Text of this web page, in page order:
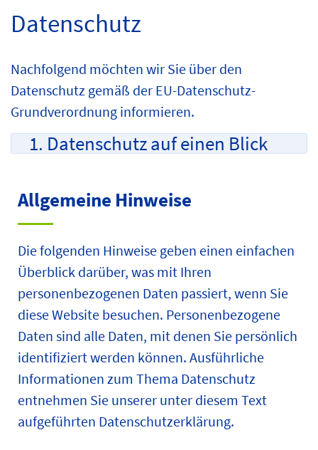
Datenschutz
Nachfolgend möchten wir Sie über den
Datenschutz gemäß der EU-Datenschutz-
Grundverordnung informieren.
1. Datenschutz auf einen Blick
Allgemeine Hinweise
Die folgenden Hinweise geben einen einfachen
Überblick darüber, was mit Ihren
personenbezogenen Daten passiert, wenn Sie
diese Website besuchen. Personenbezogene
Daten sind alle Daten, mit denen Sie persönlich
identifiziert werden können. Ausführliche
Informationen zum Thema Datenschutz
entnehmen Sie unserer unter diesem Text
aufgeführten Datenschutzerklärung.